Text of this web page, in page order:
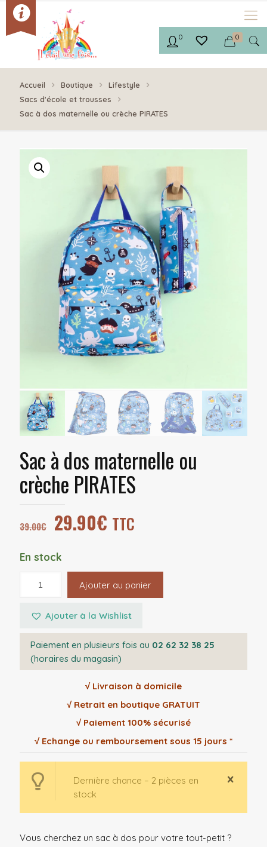
0 0
Accueil Boutique
Lifestyle
Sacs d'école et trousses
Sac à dos maternelle ou crèche PIRATES
Sac à dos maternelle ou
crèche PIRATES
39.00€ 29.90€ TTC
√ Livraison à domicile
√ Retrait en boutique GRATUIT
√ Paiement 100% sécurisé
√ Echange ou remboursement sous 15 jours *
Dernière chance – 2 pièces en
stock
Vous cherchez un sac à dos pour votre tout-petit ?
En stock
Ajouter au panier
Ajouter à la Wishlist
Paiement en plusieurs fois au 02 62 32 38 25
(horaires du magasin)